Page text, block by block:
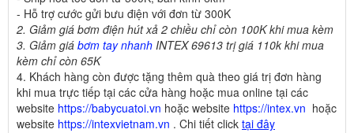
- Hỗ trợ cước gửi bưu điện với đơn từ 300K
2. Giảm giá bơm điện hút xả 2 chiều chỉ còn 100K khi mua kèm
3. Giảm giá bơm tay nhanh INTEX 69613 trị giá 110k khi mua
kèm chỉ còn 65K
4. Khách hàng còn được tặng thêm quà theo giá trị đơn hàng
khi mua trực tiếp tại các cửa hàng hoặc mua online tại các
website https://babycuatoi.vn hoặc website https://intex.vn hoặc
website https://intexvietnam.vn . Chi tiết click tại đây